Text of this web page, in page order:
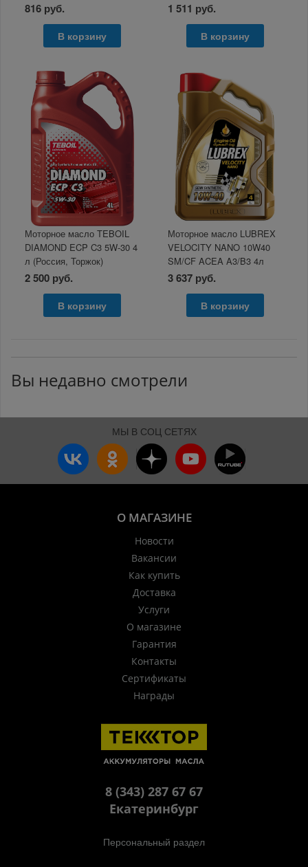
816 руб.
В корзину
1 511 руб.
В корзину
Моторное масло TEBOIL
DIAMOND ECP C3 5W-30 4
л (Россия, Торжок)
2 500 руб.
В корзину
Моторное масло LUBREX
VELOCITY NANO 10W40
SM/CF ACEA A3/B3 4л
3 637 руб.
В корзину
Вы недавно смотрели
МЫ В СОЦ СЕТЯХ
О МАГАЗИНЕ
Новости
Вакансии
Как купить
Доставка
Услуги
О магазине
Гарантия
Контакты
Сертификаты
Награды
8 (343) 287 67 67
Екатеринбург
Персональный раздел